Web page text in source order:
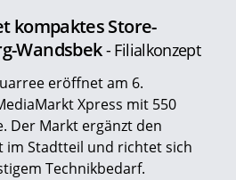
kompaktes Store-
Wandsbek- Filialkonzept
eröffnet am 6.
Xpress mit 550
Der Markt ergänzt den
im Stadtteil und richtet sich
Technikbedarf.